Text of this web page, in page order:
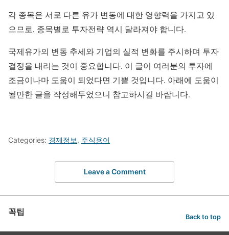
각 종목은 서로 다른 유가 변동에 대한 영향력을 가지고 있
으므로, 종목별로 투자전략 역시 달라져야 합니다.
국제유가의 변동 추세와 기업의 실적 변화를 주시하며 투자
결정을 내리는 것이 중요합니다. 이 글이 여러분의 투자에
조금이나마 도움이 되었다면 기쁠 것입니다. 아래에 도움이
될만한 글을 작성해두었으니 참고하시길 바랍니다.
Categories: 경제정보, 주식용어
Leave a Comment
꼭팁 Back to top